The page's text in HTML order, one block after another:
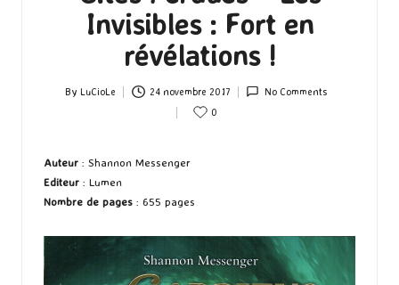
Invisibles : Fort en
révélations !
Posted
By LuCioLe 24 novembre 2017
No Comments
0
Auteur : Shannon Messenger
Editeur : Lumen
Nombre de pages : 655 pages